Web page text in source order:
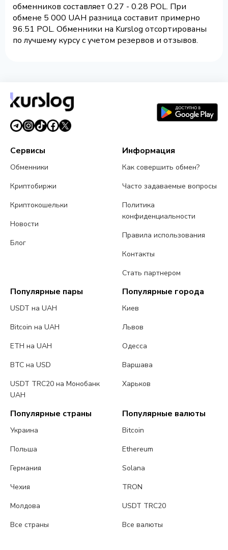
обменников составляет 0.27 - 0.28 POL. При
обмене 5 000 UAH разница составит примерно
96.51 POL. Обменники на Kurslog отсортированы
по лучшему курсу с учетом резервов и отзывов.
Сервисы
Обменники
Криптобиржи
Криптокошельки
Новости
Блог
Информация
Как совершить обмен?
Часто задаваемые вопросы
Политика
конфиденциальности
Правила использования
Контакты
Стать партнером
Популярные пары
USDT на UAH
Bitcoin на UAH
ETH на UAH
BTC на USD
USDT TRC20 на Монобанк
UAH
Популярные города
Киев
Львов
Одесса
Варшава
Харьков
Популярные страны
Украина
Польша
Германия
Чехия
Молдова
Все страны
Популярные валюты
Bitcoin
Ethereum
Solana
TRON
USDT TRC20
Все валюты